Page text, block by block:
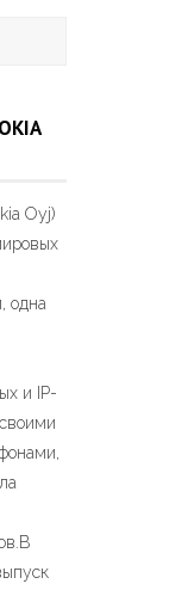
Oyj)
одна
и IP-